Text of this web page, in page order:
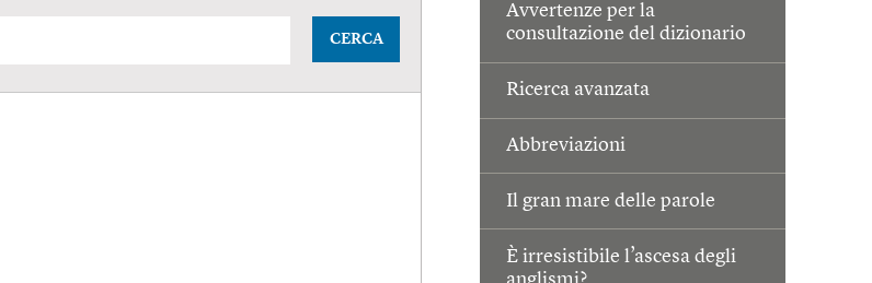
Avvertenze per la
consultazione del dizionario
Ricerca avanzata
Abbreviazioni
Il gran mare delle parole
È irresistibile l’ascesa degli
CERCA